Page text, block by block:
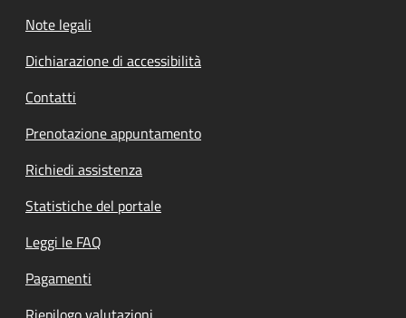
Note legali
Dichiarazione di accessibilità
Contatti
Prenotazione appuntamento
Richiedi assistenza
Statistiche del portale
Leggi le FAQ
Pagamenti